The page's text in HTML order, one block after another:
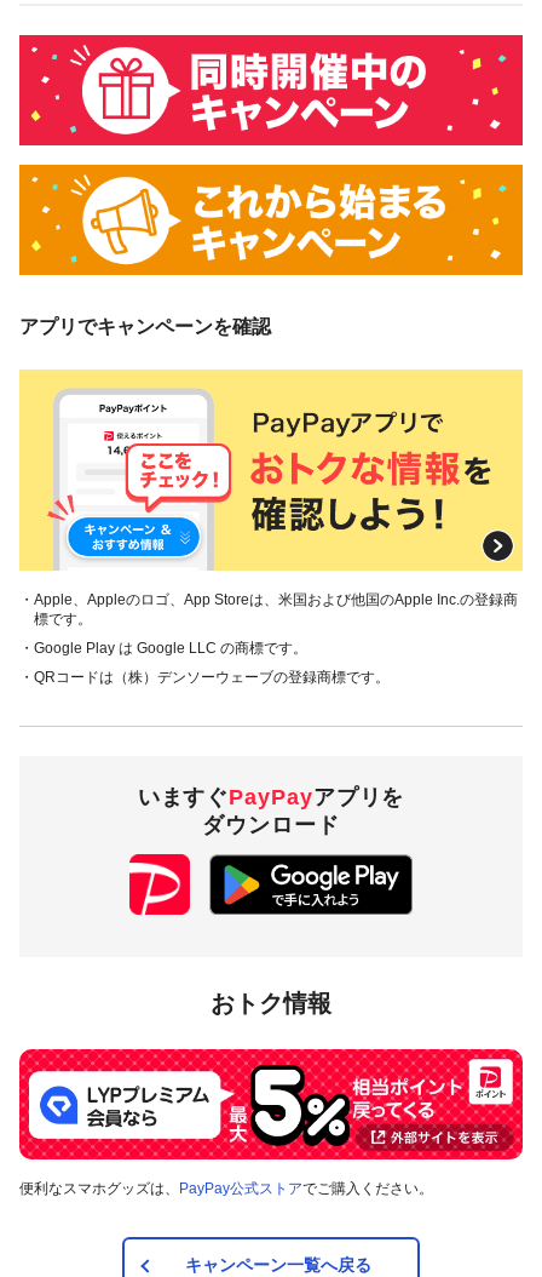
アプリでキャンペーンを確認
・Apple、Appleのロゴ、App Storeは、米国および他国のApple Inc.の登録商
標です。
・Google Play は Google LLC の商標です。
・QRコードは（株）デンソーウェーブの登録商標です。
いますぐPayPayアプリを
ダウンロード
おトク情報
便利なスマホグッズは、 PayPay公式ストアでご購入ください。
キャンペーン一覧へ戻る